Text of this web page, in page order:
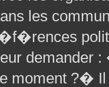
les
demander
moment ?�